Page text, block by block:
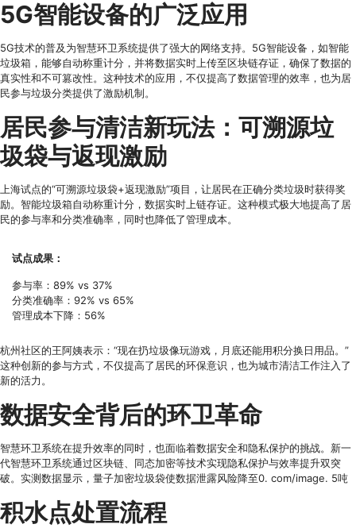
5G智能设备的广泛应用
5G技术的普及为智慧环卫系统提供了强大的网络支持。5G智能设备，如智能
垃圾箱，能够自动称重计分，并将数据实时上传至区块链存证，确保了数据的
真实性和不可篡改性。这种技术的应用，不仅提高了数据管理的效率，也为居
民参与垃圾分类提供了激励机制。
居民参与清洁新玩法：可溯源垃
圾袋与返现激励
上海试点的“可溯源垃圾袋+返现激励”项目，让居民在正确分类垃圾时获得奖
励。智能垃圾箱自动称重计分，数据实时上链存证。这种模式极大地提高了居
民的参与率和分类准确率，同时也降低了管理成本。
试点成果：
参与率：89% vs 37%
分类准确率：92% vs 65%
管理成本下降：56%
杭州社区的王阿姨表示：“现在扔垃圾像玩游戏，月底还能用积分换日用品。”
这种创新的参与方式，不仅提高了居民的环保意识，也为城市清洁工作注入了
新的活力。
数据安全背后的环卫革命
智慧环卫系统在提升效率的同时，也面临着数据安全和隐私保护的挑战。新一
代智慧环卫系统通过区块链、同态加密等技术实现隐私保护与效率提升双突
破。实测数据显示，量子加密垃圾袋使数据泄露风险降至0. com/image. 5吨
积水点处置流程